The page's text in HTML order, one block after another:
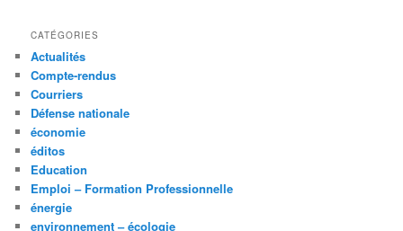
CATÉGORIES
Actualités
Compte-rendus
Courriers
Défense nationale
économie
éditos
Education
Emploi – Formation Professionnelle
énergie
environnement – écologie